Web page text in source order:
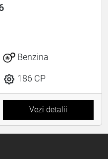
Benzina
186 CP
Vezi detalii